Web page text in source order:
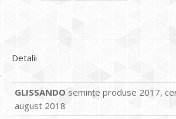
Detalii
GLISSANDO semințe produse 2017,
august 2018